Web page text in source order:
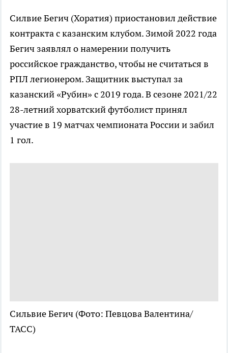
Силвие Бегич (Хоратия) приостановил действие
контракта с казанским клубом. Зимой 2022 года
Бегич заявлял о намерении получить
российское гражданство, чтобы не считаться в
РПЛ легионером. Защитник выступал за
казанский «Рубин» с 2019 года. В сезоне 2021/22
28-летний хорватский футболист принял
участие в 19 матчах чемпионата России и забил
1 гол.
Сильвие Бегич (Фото: Певцова Валентина/
ТАСС)